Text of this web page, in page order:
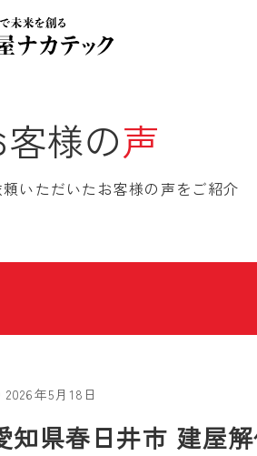
様の声
頼いただいたお客様の声をご紹介
2026年5月18日
知県春日井市 建屋